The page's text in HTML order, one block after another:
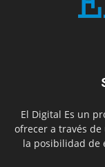
El Digital Es un
ofrecer a través
la posibilidad de